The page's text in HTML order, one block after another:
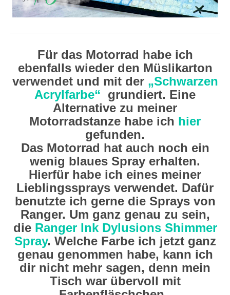
Für das Motorrad habe ich
ebenfalls wieder den Müslikarton
verwendet und mit der „Schwarzen
Acrylfarbe“ grundiert. Eine
Alternative zu meiner
Motorradstanze habe ich hier
gefunden.
Das Motorrad hat auch noch ein
wenig blaues Spray erhalten.
Hierfür habe ich eines meiner
Lieblingssprays verwendet. Dafür
benutzte ich gerne die Sprays von
Ranger. Um ganz genau zu sein,
die Ranger Ink Dylusions Shimmer
Spray. Welche Farbe ich jetzt ganz
genau genommen habe, kann ich
dir nicht mehr sagen, denn mein
Tisch war übervoll mit